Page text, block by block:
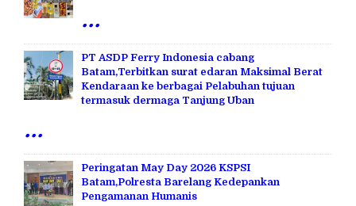
...
PT ASDP Ferry Indonesia cabang
Batam,Terbitkan surat edaran Maksimal Berat
Kendaraan ke berbagai Pelabuhan tujuan
termasuk dermaga Tanjung Uban
...
Peringatan May Day 2026 KSPSI
Batam,Polresta Barelang Kedepankan
Pengamanan Humanis